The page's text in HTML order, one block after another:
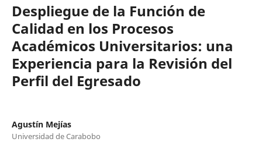
Despliegue de la Función de
Calidad en los Procesos
Académicos Universitarios: una
Experiencia para la Revisión del
Perfil del Egresado
Agustín Mejías
Universidad de Carabobo